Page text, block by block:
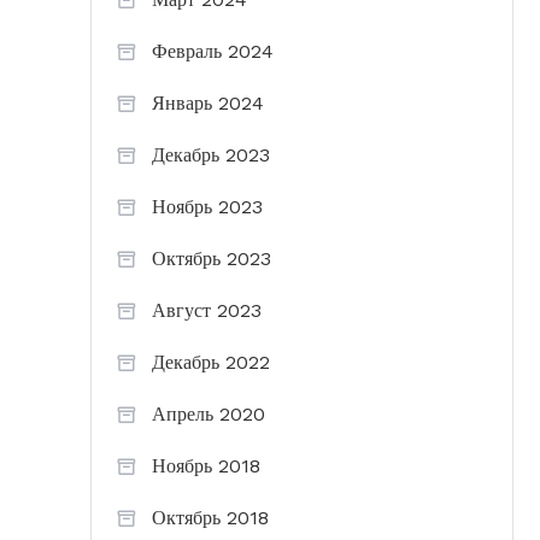
Февраль 2024
Январь 2024
Декабрь 2023
Ноябрь 2023
Октябрь 2023
Август 2023
Декабрь 2022
Апрель 2020
Ноябрь 2018
Октябрь 2018